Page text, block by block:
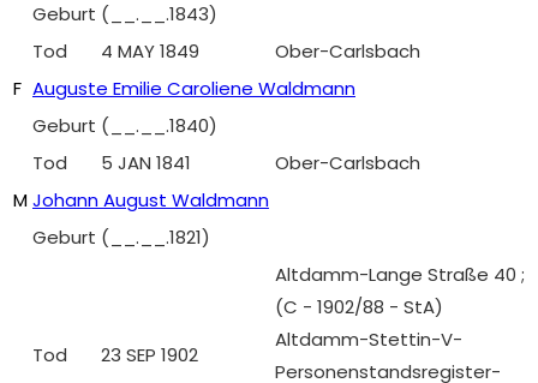
Geburt (__.__.1843)
Tod
4 MAY 1849
Ober-Carlsbach
F Auguste Emilie Caroliene Waldmann
Geburt (__.__.1840)
Tod
5 JAN 1841
Ober-Carlsbach
MJohann August Waldmann
Geburt (__.__.1821)
Tod 23 SEP 1902
Altdamm-Lange Straße 40 ;
(C - 1902/88 - StA)
Altdamm-Stettin-V-
Personenstandsregister-